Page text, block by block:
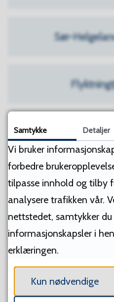
Sør-
Pasient- og
FANT DU DET
Samtykke Detaljer
Vi bruker
forbedre
tilpasse innhold og tilby
analysere trafikken vår.
nettstedet, samtykker
informasjonskapsler i
erklæringen.
Kun nødvendige